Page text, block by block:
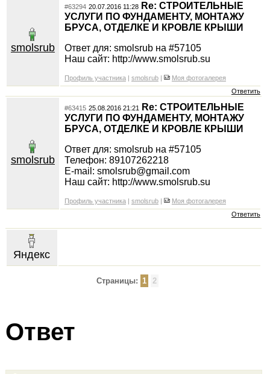
smolsrub
#63294 20.07.2016 11:28Re: СТРОИТЕЛЬНЫЕ
УСЛУГИ ПО ФУНДАМЕНТУ, МОНТАЖУ
БРУСА, ОТДЕЛКЕ И КРОВЛЕ КРЫШИ
Ответ для: smolsrub на #57105
Наш сайт: http://www.smolsrub.su
Профиль участника| smolsrub|
Моя фотогалерея
Ответить
smolsrub
#63415 25.08.2016 21:21
Re: СТРОИТЕЛЬНЫЕ
УСЛУГИ ПО ФУНДАМЕНТУ, МОНТАЖУ
БРУСА, ОТДЕЛКЕ И КРОВЛЕ КРЫШИ
Ответ для: smolsrub на #57105
Телефон: 89107262218
E-mail: smolsrub@gmail.com
Наш сайт: http://www.smolsrub.su
Профиль участника| smolsrub|
Моя фотогалерея
Ответить
Яндекс
Страницы: 1 2
Ответ